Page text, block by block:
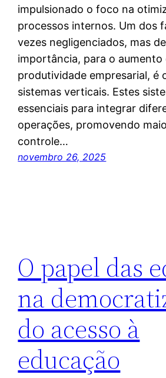
impulsionado o foco na
processos internos. Um dos
vezes negligenciados, mas
importância, para o aumento
produtividade empresarial, é
sistemas verticais. Estes
essenciais para integrar
operações, promovendo
controle…
novembro 26, 2025
O papel das
na
do acesso à
educação